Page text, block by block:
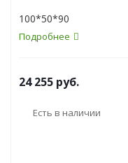
100*50*90
Подробнее
24 255 руб.
Есть в наличии